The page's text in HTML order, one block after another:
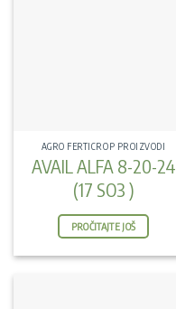
AGRO FERTICROP PROIZVODI
AVAIL ALFA 8-20-24
(17 SO3 )
PROČITAJTE JOŠ